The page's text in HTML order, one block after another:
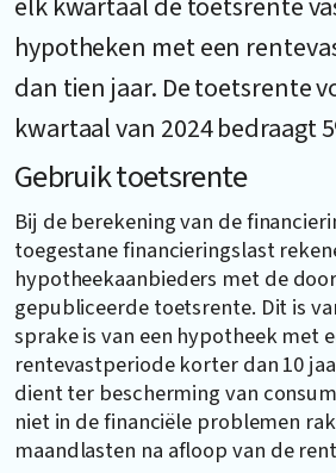
hypotheken met een
dan tien jaar. De toetsrente
kwartaal van 2024 bedraagt
Gebruik toetsrente
Bij de berekening van de
toegestane financieringslast
hypotheekaanbieders met de
gepubliceerde toetsrente. Dit is
sprake is van een hypotheek met
rentevastperiode korter dan 10
dient ter bescherming van
niet in de financiële problemen
maandlasten na afloop van de